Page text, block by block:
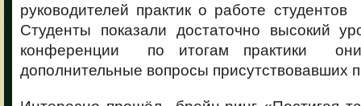
руководителей практик о работе
Студенты показали достаточно высокий
конференции по итогам практики
дополнительные вопросы присутствовавших